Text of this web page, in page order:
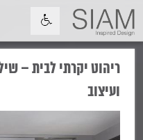
ריהוט יקרתי לבית –
ועיצוב